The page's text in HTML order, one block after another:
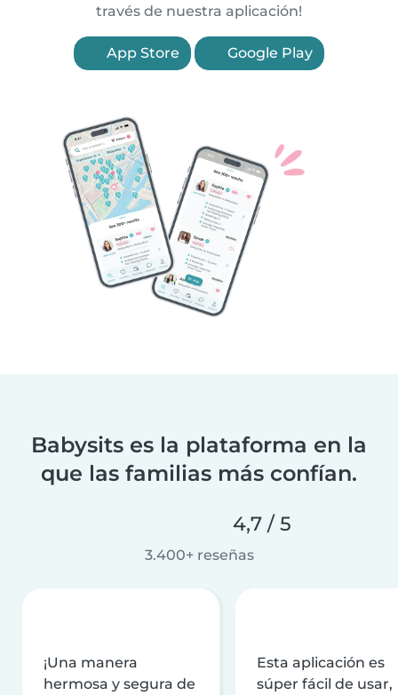
través de nuestra aplicación!
App Store Google Play
Babysits es la plataforma en la
que las familias más confían.
4,7 / 5
3.400+ reseñas
¡Una manera
hermosa y segura de
Esta aplicación es
súper fácil de usar,